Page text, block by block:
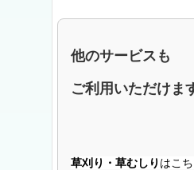
他のサービスも
ご利用いただけま
草刈り・草むしり はこち